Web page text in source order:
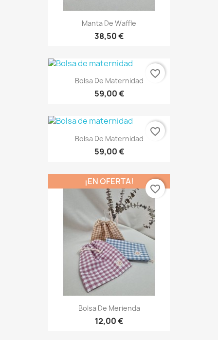
Manta De Waffle
38,50 €
Bolsa De Maternidad
59,00 €
favorite_border
Bolsa De Maternidad
59,00 €
favorite_border
Bolsa De Merienda
12,00 €
¡EN OFERTA!
favorite_border